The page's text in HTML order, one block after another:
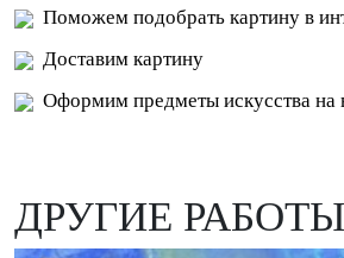
Поможем подобрать картину в
Доставим картину
Оформим предметы искусства на
ДРУГИЕ